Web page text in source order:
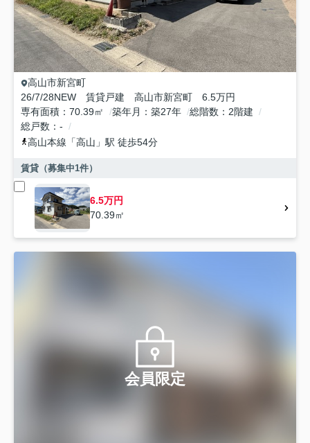
高山市新宮町
26/7/28NEW 賃貸戸建 高山市新宮町 6.5万円
専有面積
70.39㎡ 築年月 築27年 総階数
2階建
総戸数
-
高山本線 「高山 」駅 徒歩54分
賃貸（募集中1件）
6.5万円
70.39㎡
会員限定